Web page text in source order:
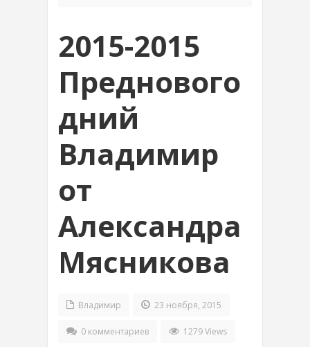
2015-2015
Преднового
дний
Владимир
от
Александра
Мясникова
Владимир 23 ноября, 2015
0 комментариев 1279 Views